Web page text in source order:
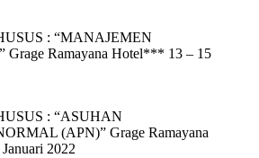
: “MANAJEMEN
Ramayana Hotel*** 13 – 15
: “ASUHAN
(APN)” Grage Ramayana
2022